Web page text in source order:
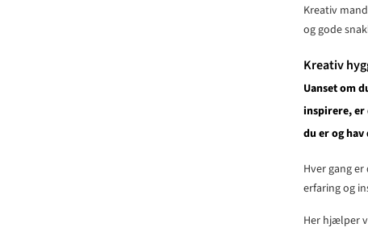
Kreativ
og gode
Kreativ
Uanset om
inspirere, er
du er og
Hver gang
erfaring og
Her hjælper